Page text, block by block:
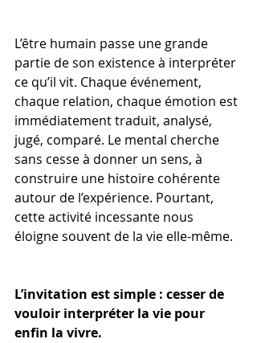
L’être humain passe une grande
partie de son existence à interpréter
ce qu’il vit. Chaque événement,
chaque relation, chaque émotion est
immédiatement traduit, analysé,
jugé, comparé. Le mental cherche
sans cesse à donner un sens, à
construire une histoire cohérente
autour de l’expérience. Pourtant,
cette activité incessante nous
éloigne souvent de la vie elle-même.
L’invitation est simple : cesser de
vouloir interpréter la vie pour
enfin la vivre.